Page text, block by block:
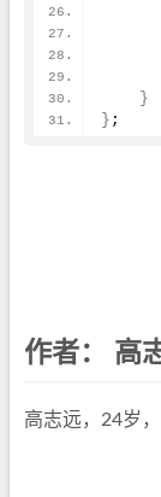
}
} ;
作者： 高
高志远，24岁